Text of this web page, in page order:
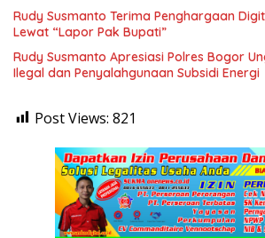
Rudy Susmanto Terima Penghargaan
Lewat “Lapor Pak Bupati”
Rudy Susmanto Apresiasi Polres Bogor
Ilegal dan Penyalahgunaan Subsidi Energi
Post Views: 821